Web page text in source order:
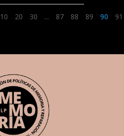
10 20 30 ... 87 88 89 90 91